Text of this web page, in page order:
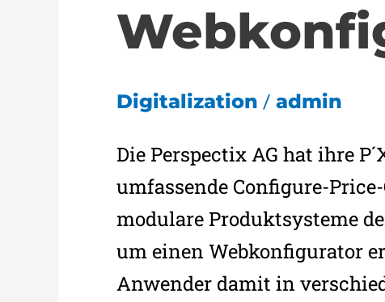
Digitalization / admin
Die Perspectix AG hat ihre
umfassende Configure-
modulare Produktsysteme
um einen Webkonfigurator
Anwender damit in